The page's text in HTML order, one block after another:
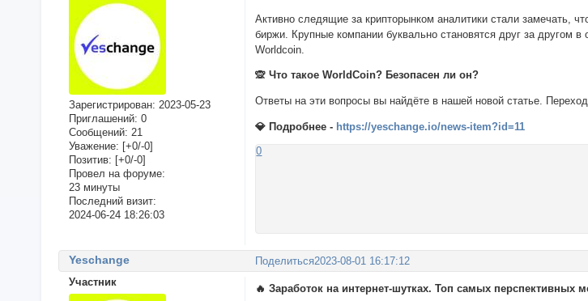
Зарегистрирован: 2023-05-23
Приглашений: 0
Сообщений: 21
Уважение: [+0/-0]
Позитив: [+0/-0]
Провел на форуме:
23 минуты
Последний визит:
2024-06-24 18:26:03
Активно следящие за крипторынком аналитики стали замечать,
биржи. Крупные компании буквально становятся друг за другом
Worldcoin.
🙊 Что такое WorldCoin? Безопасен ли он?
Ответы на эти вопросы вы найдёте в нашей новой статье.
💎 Подробнее - https://yeschange.io/news-item?id=11
0
Поделиться2023-08-01 16:17:12
Yeschange
Участник
🔥 Заработок на интернет-шутках. Топ самых перспективных